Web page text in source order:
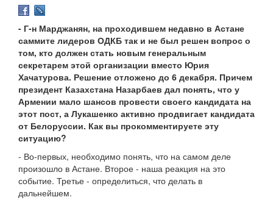
- Г-н Марджанян, на проходившем недавно в Астане
саммите лидеров ОДКБ так и не был решен вопрос о
том, кто должен стать новым генеральным
секретарем этой организации вместо Юрия
Хачатурова. Решение отложено до 6 декабря. Причем
президент Казахстана Назарбаев дал понять, что у
Армении мало шансов провести своего кандидата на
этот пост, а Лукашенко активно продвигает кандидата
от Белоруссии. Как вы прокомментируете эту
ситуацию?
- Во-первых, необходимо понять, что на самом деле
произошло в Астане. Второе - наша реакция на это
событие. Третье - определиться, что делать в
дальнейшем.